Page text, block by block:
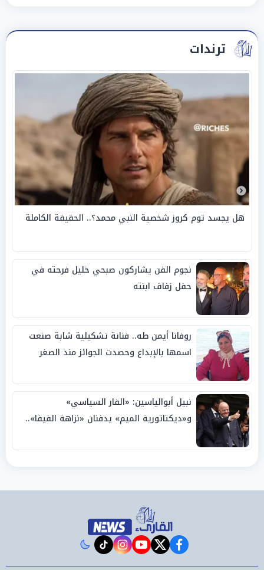
ترندات
هل يجسد توم كروز شخصية النبي محمد؟.. الحقيقة الكاملة
نجوم الفن يشاركون صبحي خليل فرحته في
حفل زفاف ابنته
روفانا أيمن طه.. فنانة تشكيلية شابة صنعت
اسمها بالإبداع وحصدت الجوائز منذ الصغر
نبيل أبوالياسين: «الفار السياسي»
و«ديكتاتورية الميم» يدفنان «نزاهة الفيفا»..
facebook
twitter
youtube
instagram
tiktok